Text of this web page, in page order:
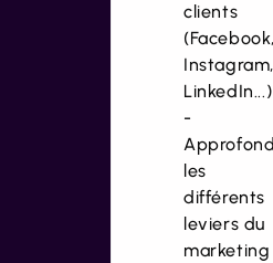
clients
(Facebook,
Instagram,
LinkedIn...)
-
les
différents
leviers du
marketing